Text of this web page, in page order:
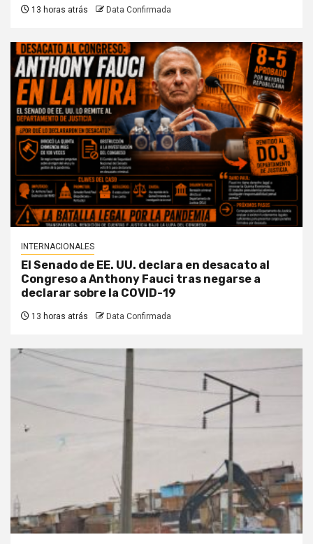
13 horas atrás Data Confirmada
INTERNACIONALES
El Senado de EE. UU. declara en desacato al
Congreso a Anthony Fauci tras negarse a
declarar sobre la COVID-19
13 horas atrás Data Confirmada